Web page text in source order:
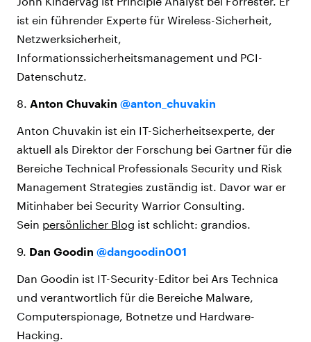
ist ein führender Experte für Wireless-Sicherheit,
Netzwerksicherheit,
Informationssicherheitsmanagement und PCI-
Datenschutz.
8. Anton Chuvakin @anton_chuvakin
Anton Chuvakin ist ein IT-Sicherheitsexperte, der
aktuell als Direktor der Forschung bei Gartner für die
Bereiche Technical Professionals Security und Risk
Management Strategies zuständig ist. Davor war er
Mitinhaber bei Security Warrior Consulting.
Sein persönlicher Blog ist schlicht: grandios.
9. Dan Goodin @dangoodin001
Dan Goodin ist IT-Security-Editor bei Ars Technica
und verantwortlich für die Bereiche Malware,
Computerspionage, Botnetze und Hardware-
Hacking.